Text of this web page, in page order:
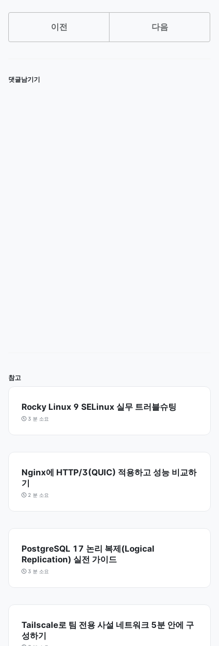
이전 다음
댓글남기기
참고
Rocky Linux 9 SELinux 실무 트러블슈팅
3 분 소요
Nginx에 HTTP/3(QUIC) 적용하고 성능 비교하
기
2 분 소요
PostgreSQL 17 논리 복제(Logical
Replication) 실전 가이드
3 분 소요
Tailscale로 팀 전용 사설 네트워크 5분 안에 구
성하기